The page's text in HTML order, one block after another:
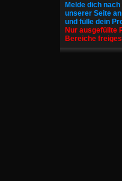
Melde dich
unserer Seite an
und fülle dein
Nur ausgefüllte
Bereiche